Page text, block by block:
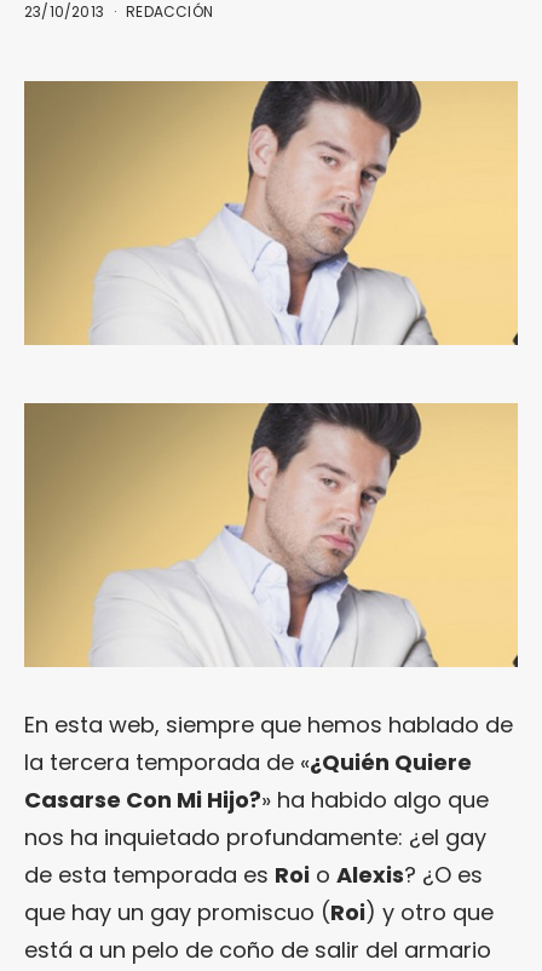
23/10/2013 REDACCIÓN
En esta web, siempre que hemos hablado de
la tercera temporada de «¿Quién Quiere
Casarse Con Mi Hijo?» ha habido algo que
nos ha inquietado profundamente: ¿el gay
de esta temporada es Roi o Alexis? ¿O es
que hay un gay promiscuo (Roi) y otro que
está a un pelo de coño de salir del armario